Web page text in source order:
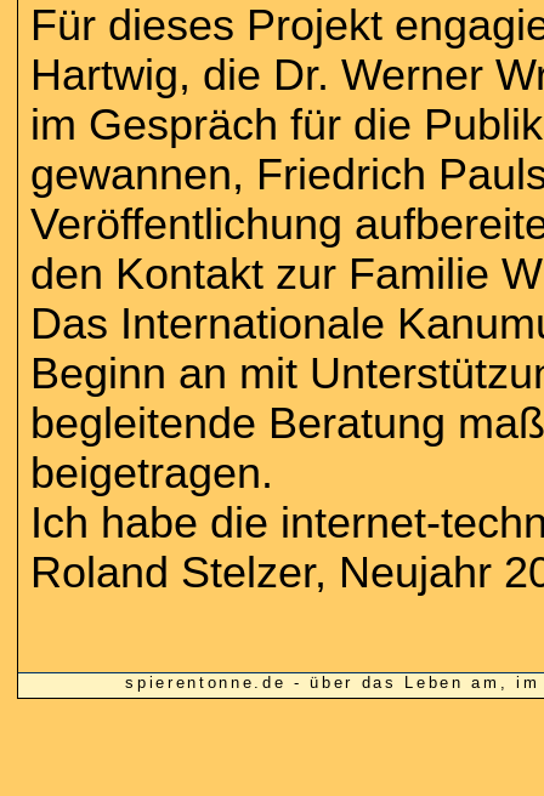
Für dieses Projekt
Hartwig, die Dr. Werner
im Gespräch für die
gewannen, Friedrich
Veröffentlichung
den Kontakt zur Familie
Das Internationale
Beginn an mit
begleitende Beratung
beigetragen.
Ich habe die internet-
Roland Stelzer, Neujahr
spierentonne.de - über das Leben am,